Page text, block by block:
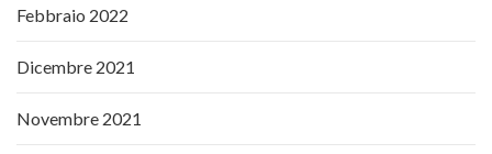
Febbraio 2022
Dicembre 2021
Novembre 2021